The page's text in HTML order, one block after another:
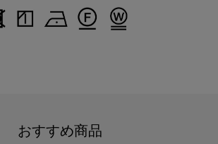
おすすめ商品